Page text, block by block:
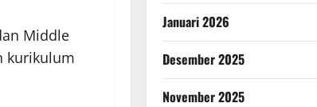
Middle
kurikulum
Januari 2026
Desember 2025
November 2025